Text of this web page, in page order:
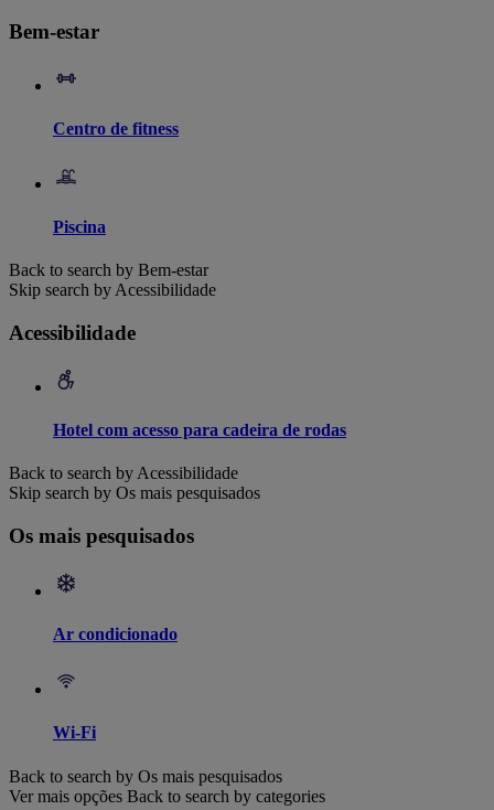
Bem-estar
Centro de fitness
Piscina
Back to search by Bem-estar
Skip search by Acessibilidade
Acessibilidade
Hotel com acesso para cadeira de rodas
Back to search by Acessibilidade
Skip search by Os mais pesquisados
Os mais pesquisados
Ar condicionado
Wi-Fi
Back to search by Os mais pesquisados
Ver mais opções Back to search by categories